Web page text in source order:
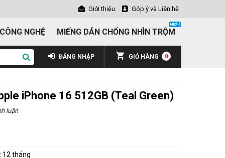
Giới thiệu Góp ý và Liên hệ
NGHỆ MIẾNG DÁN CHỐNG NHÌN TRỘM
GIỎ HÀNG 0
ĐĂNG NHẬP
iPhone 16 512GB (Teal Green)
luận
12 tháng